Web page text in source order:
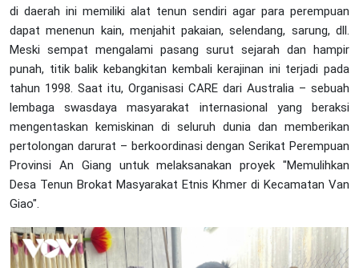
di daerah ini memiliki alat tenun sendiri agar para perempuan
dapat menenun kain, menjahit pakaian, selendang, sarung, dll.
Meski sempat mengalami pasang surut sejarah dan hampir
punah, titik balik kebangkitan kembali kerajinan ini terjadi pada
tahun 1998. Saat itu, Organisasi CARE dari Australia – sebuah
lembaga swasdaya masyarakat internasional yang beraksi
mengentaskan kemiskinan di seluruh dunia dan memberikan
pertolongan darurat – berkoordinasi dengan Serikat Perempuan
Provinsi An Giang untuk melaksanakan proyek "Memulihkan
Desa Tenun Brokat Masyarakat Etnis Khmer di Kecamatan Van
Giao".